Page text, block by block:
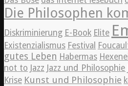
Die Philosophen
Diskriminierung E-Book Elite
Existenzialismus Festival
gutes Leben Habermas
not to Jazz Jazz und Philosophie
Krise Kunst und Philosophie